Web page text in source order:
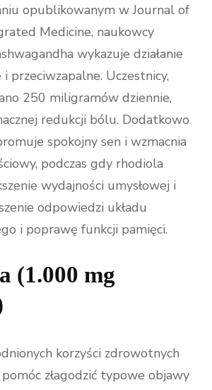
opublikowanym w Journal of
Medicine, naukowcy
wykazuje działanie
przeciwzapalne. Uczestnicy,
250 miligramów dziennie,
redukcji bólu. Dodatkowo
spokojny sen i wzmacnia
podczas gdy rhodiola
wydajności umysłowej i
odpowiedzi układu
i poprawę funkcji pamięci.
(1.000 mg
korzyści zdrowotnych
złagodzić typowe objawy